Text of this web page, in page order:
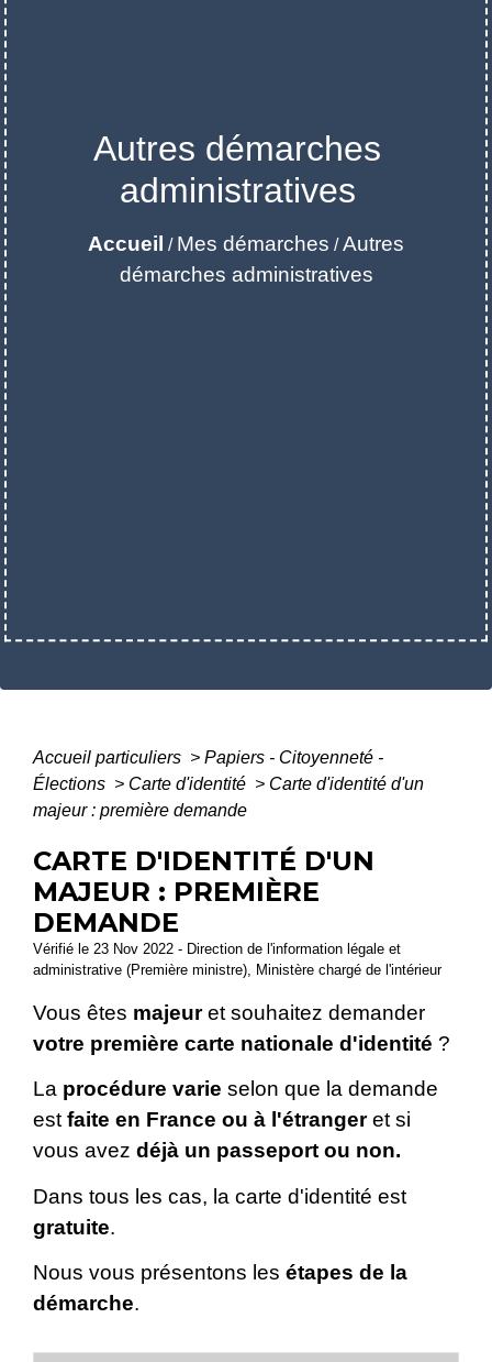
Autres démarches
administratives
Accueil / Mes démarches / Autres
démarches administratives
Accueil particuliers > Papiers - Citoyenneté -
Élections > Carte d'identité > Carte d'identité d'un
majeur : première demande
CARTE D'IDENTITÉ D'UN
MAJEUR : PREMIÈRE
DEMANDE
Vérifié le 23 Nov 2022 - Direction de l'information légale et
administrative (Première ministre), Ministère chargé de l'intérieur
Vous êtes majeuret souhaitez demander
votre première carte nationale d'identité ?
La procédure varie selon que la demande
estfaite en France ou à l'étrangeret si
vous avez déjà un passeport ou non.
Dans tous les cas, la carte d'identité est
gratuite.
Nous vous présentons les étapes de la
démarche.